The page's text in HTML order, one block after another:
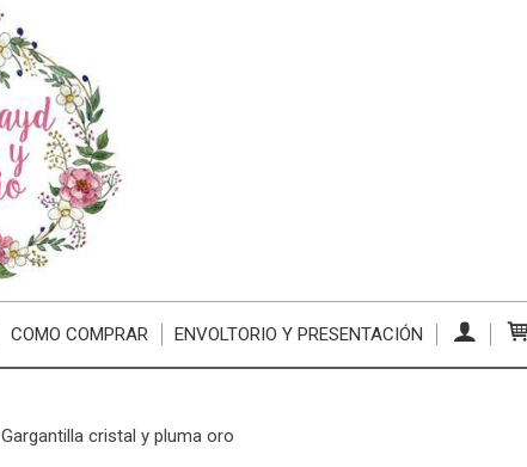
COMO COMPRAR ENVOLTORIO Y PRESENTACIÓN
Gargantilla cristal y pluma oro